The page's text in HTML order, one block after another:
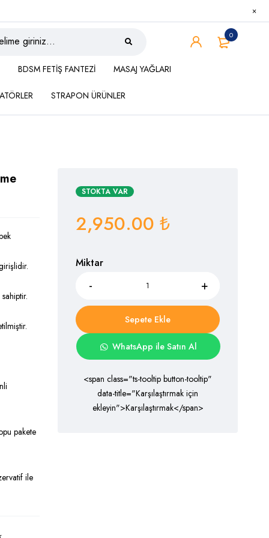
0
BDSM FETİŞ FANTEZİ MASAJ YAĞLARI
STRAPON ÜRÜNLER
pakete
ile
STOKTA VAR
2,950.00 ₺
Miktar
Sepete Ekle
WhatsApp ile Satın Al
<span class="ts-tooltip button-tooltip"
data-title="Karşılaştırmak için
ekleyin">Karşılaştırmak</span>